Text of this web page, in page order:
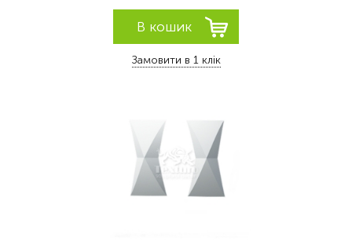
Замовити в 1 клік